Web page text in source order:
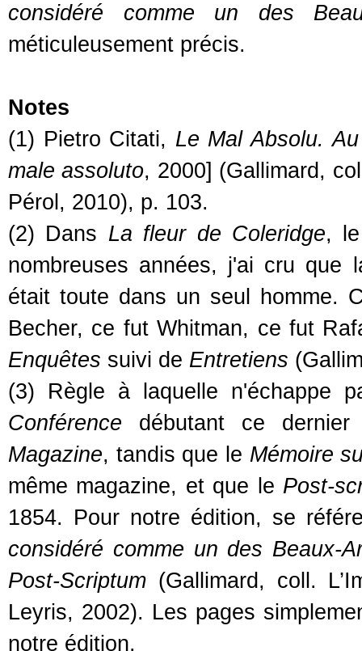
considéré comme un des
méticuleusement précis.
Notes
(1) Pietro Citati, Le Mal Absolu.
male assoluto, 2000] (Gallimard,
Pérol, 2010), p. 103.
(2) Dans La fleur de Coleridge,
nombreuses années, j'ai cru que
était toute dans un seul homme.
Becher, ce fut Whitman, ce fut
Enquêtes suivi de Entretiens
(3) Règle à laquelle n'échappe
Conférence débutant ce
Magazine, tandis que le Mémoire
même magazine, et que le Post-
1854. Pour notre édition, se
considéré comme un des Beaux-
Post-Scriptum (Gallimard, coll.
Leyris, 2002). Les pages
notre édition.